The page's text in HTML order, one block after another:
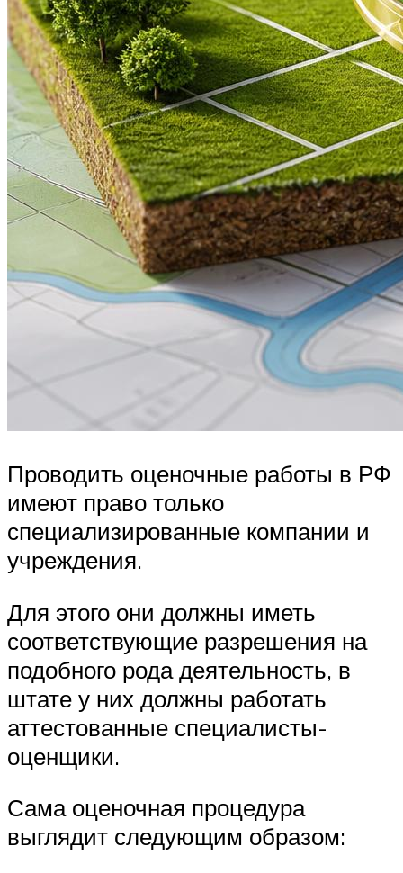
Проводить оценочные работы в РФ
имеют право только
специализированные компании и
учреждения.
Для этого они должны иметь
соответствующие разрешения на
подобного рода деятельность, в
штате у них должны работать
аттестованные специалисты-
оценщики.
Сама оценочная процедура
выглядит следующим образом: